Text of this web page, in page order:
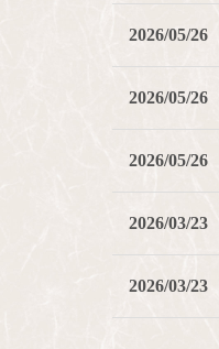
2026/05/26
2026/05/26
2026/05/26
2026/03/23
2026/03/23